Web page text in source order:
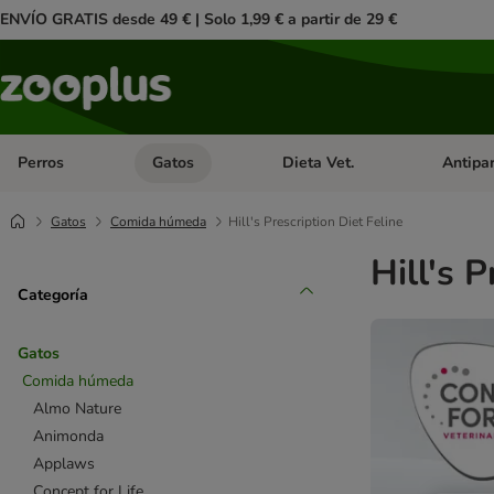
ENVÍO GRATIS desde 49 € | Solo 1,99 € a partir de 29 €
Perros Menú de categoria abierto: Perros
Gatos Menú de categoria abierto: Gatos
Dieta Vet. Menú
Gatos Comida húmeda Hill's Prescription Diet Feline
Categoría
Gatos
Comida húmeda
Almo Nature
Animonda
Applaws
Hill's